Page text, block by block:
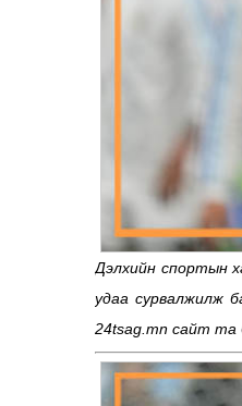
Дэлхийн спортын
удаа сурвалжилж
24tsag.mn сайт та